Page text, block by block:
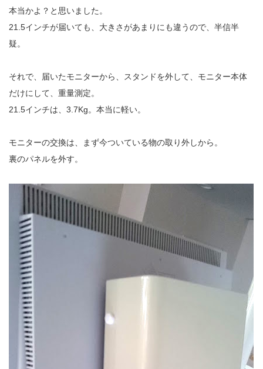
本当かよ？と思いました。
21.5インチが届いても、大きさがあまりにも違うので、半信半
疑。
それで、届いたモニターから、スタンドを外して、モニター本体
だけにして、重量測定。
21.5インチは、3.7Kg。本当に軽い。
モニターの交換は、まず今ついている物の取り外しから。
裏のパネルを外す。